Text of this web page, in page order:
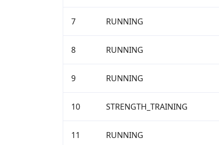
7 RUNNING
8 RUNNING
9 RUNNING
10 STRENGTH_TRAINING
11 RUNNING